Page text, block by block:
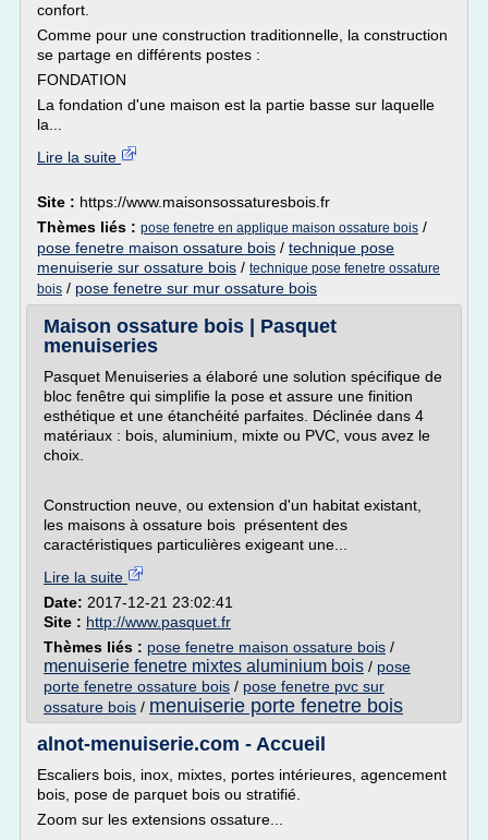
confort.
Comme pour une construction traditionnelle, la construction
se partage en différents postes :
FONDATION
La fondation d'une maison est la partie basse sur laquelle
la...
Lire la suite
Site : https://www.maisonsossaturesbois.fr
Thèmes liés : pose fenetre en applique maison ossature bois /
pose fenetre maison ossature bois / technique pose
menuiserie sur ossature bois / technique pose fenetre ossature
bois / pose fenetre sur mur ossature bois
Maison ossature bois | Pasquet
menuiseries
Pasquet Menuiseries a élaboré une solution spécifique de
bloc fenêtre qui simplifie la pose et assure une finition
esthétique et une étanchéité parfaites. Déclinée dans 4
matériaux : bois, aluminium, mixte ou PVC, vous avez le
choix.
Construction neuve, ou extension d'un habitat existant,
les maisons à ossature bois présentent des
caractéristiques particulières exigeant une...
Lire la suite
Date: 2017-12-21 23:02:41
Site : http://www.pasquet.fr
Thèmes liés : pose fenetre maison ossature bois /
menuiserie fenetre mixtes aluminium bois / pose
porte fenetre ossature bois / pose fenetre pvc sur
ossature bois / menuiserie porte fenetre bois
alnot-menuiserie.com - Accueil
Escaliers bois, inox, mixtes, portes intérieures, agencement
bois, pose de parquet bois ou stratifié.
Zoom sur les extensions ossature...